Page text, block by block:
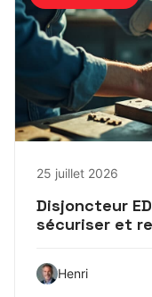
25 juillet 2026
Disjoncteur
sécuriser et
Henri